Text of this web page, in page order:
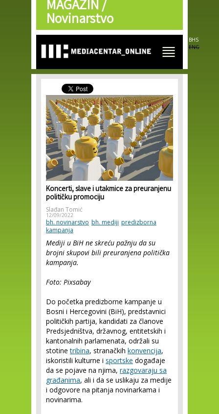
Skip to
main
content
MAGAZIN /
Novinarstvo
BHS
ENG
Koncerti, slave i utakmice za preuranjenu
političku promociju
Slađan Tomić
12/09/2022
bh. novinarstvo bh. mediji predizborna
kampanja
Mediji u BiH ne skreću pažnju da su
brojni skupovi bili preuranjena politička
kampanja.
Foto: Pixsabay
Do početka predizborne kampanje u
Bosni i Hercegovini (BiH), predstavnici
političkih partija, kandidati za članove
Predsjedništva, državnog, entitetskih i
kantonalnih parlamenata, održali su
stotinetribina, stranačkih konvencija,
iskoristili kulturne i sportske događaje
da se pojave na njima, razgovaraju sa
građanima, ali i da se uslikaju za medije
i odgovore na pitanja novinarkama i
novinarima.